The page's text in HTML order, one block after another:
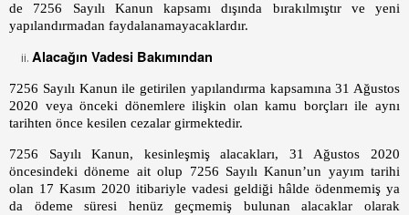
de 7256 Sayılı Kanun kapsamı dışında bırakılmıştır ve yeni
yapılandırmadan faydalanamayacaklardır.
Alacağın Vadesi Bakımından
7256 Sayılı Kanun ile getirilen yapılandırma kapsamına 31 Ağustos
2020 veya önceki dönemlere ilişkin olan kamu borçları ile aynı
tarihten önce kesilen cezalar girmektedir.
7256 Sayılı Kanun, kesinleşmiş alacakları, 31 Ağustos 2020
öncesindeki döneme ait olup 7256 Sayılı Kanun’un yayım tarihi
olan 17 Kasım 2020 itibariyle vadesi geldiği hâlde ödenmemiş ya
da ödeme süresi henüz geçmemiş bulunan alacaklar olarak